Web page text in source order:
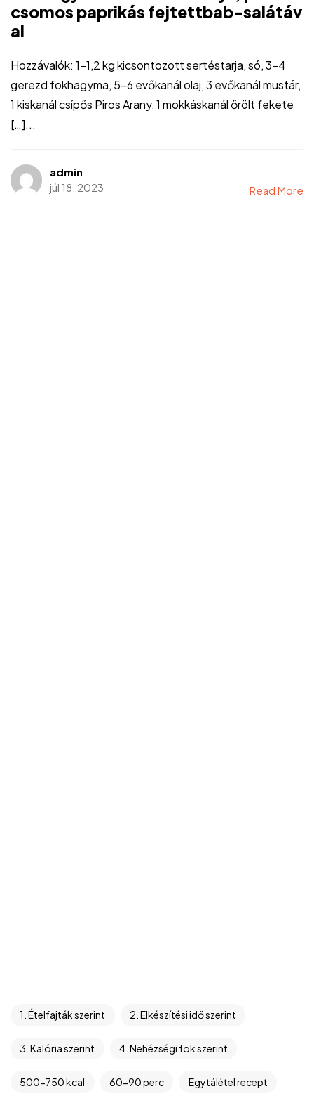
csomos paprikás fejtettbab-salátáv
al
Hozzávalók: 1-1,2 kg kicsontozott sertéstarja, só, 3-4
gerezd fokhagyma, 5-6 evőkanál olaj, 3 evőkanál mustár,
1 kiskanál csípős Piros Arany, 1 mokkáskanál őrölt fekete
[…]...
admin
júl 18, 2023
Read More
1. Ételfajták szerint 2. Elkészítési idő szerint
3. Kalória szerint 4. Nehézségi fok szerint
500-750 kcal 60-90 perc Egytálétel recept